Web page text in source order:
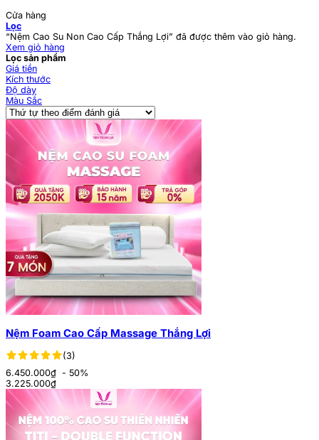
Cửa hàng
Lọc
“Nệm Cao Su Non Cao Cấp Thắng Lợi” đã được thêm vào giỏ hàng.
Xem giỏ hàng
Lọc sản phẩm
Giá tiền
Kích thước
Độ dày
Màu Sắc
Nệm Foam Cao Cấp Massage Thắng Lợi
(3)
6.450.000₫ - 50%
3.225.000₫